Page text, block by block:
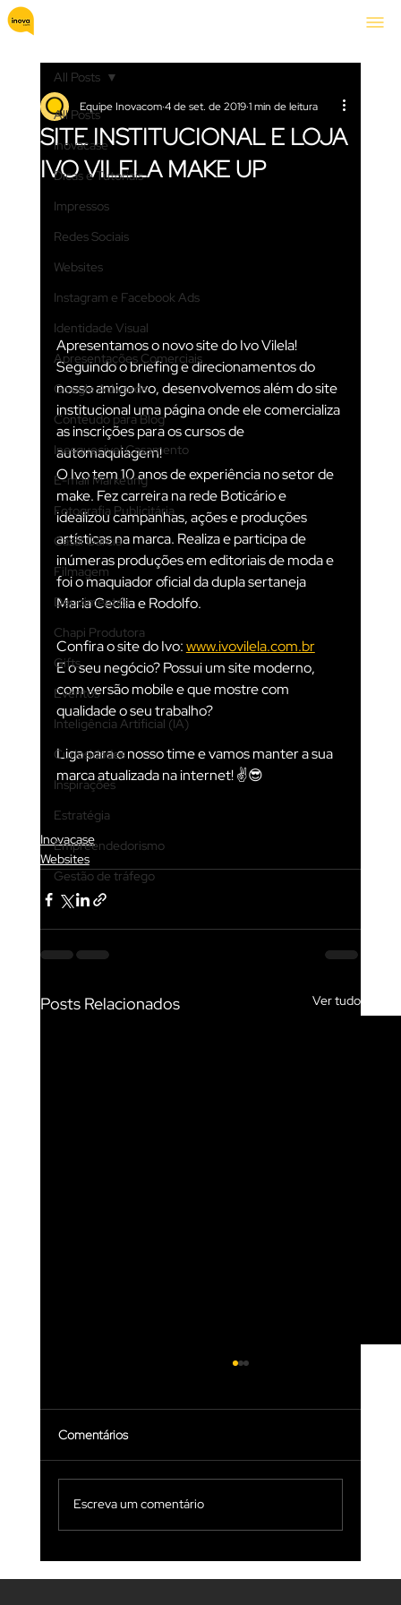
All Posts
Inovacase
Dicas e Tutoriais
Impressos
Redes Sociais
Websites
Instagram e Facebook Ads
Identidade Visual
Apresentações Comerciais
Google Adwords
Conteúdo para Blog
Inesquecível Casamento
E-mail Marketing
Fotografia Publicitária
Casal Garcia
Filmagem
Depoimentos
Chapi Produtora
Gifts
Eventos
Inteligência Artificial (IA)
Curiosidades
Inspirações
Estratégia
Empreendedorismo
Gestão de tráfego
All Posts
SITE INSTITUCIONAL E LOJA
IVO VILELA MAKE UP
Equipe Inovacom 4 de set. de 2019 1 min de leitura
Apresentamos o novo site do Ivo Vilela!
Seguindo o briefing e direcionamentos do
nosso amigo Ivo, desenvolvemos além do site
institucional uma página onde ele comercializa
as inscrições para os cursos de
automaquiagem!
O Ivo tem 10 anos de experiência no setor de
make. Fez carreira na rede Boticário e
idealizou campanhas, ações e produções
artísticas na marca. Realiza e participa de
inúmeras produções em editoriais de moda e
foi o maquiador oficial da dupla sertaneja
Maria Cecília e Rodolfo.
Confira o site do Ivo: www.ivovilela.com.br
E o seu negócio? Possui um site moderno,
com versão mobile e que mostre com
qualidade o seu trabalho?
Liga para o nosso time e vamos manter a sua
marca atualizada na internet! ✌️😎
Inovacase
Websites
Posts Relacionados Ver tudo
Comentários
Escreva um comentário